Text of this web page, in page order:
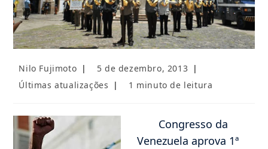
Autor
do
post:
Nilo Fujimoto
Post
5 de dezembro, 2013
Categoria
Últimas atualizações
Tempo
1 minuto de leitura
Congresso da
Venezuela aprova 1ª